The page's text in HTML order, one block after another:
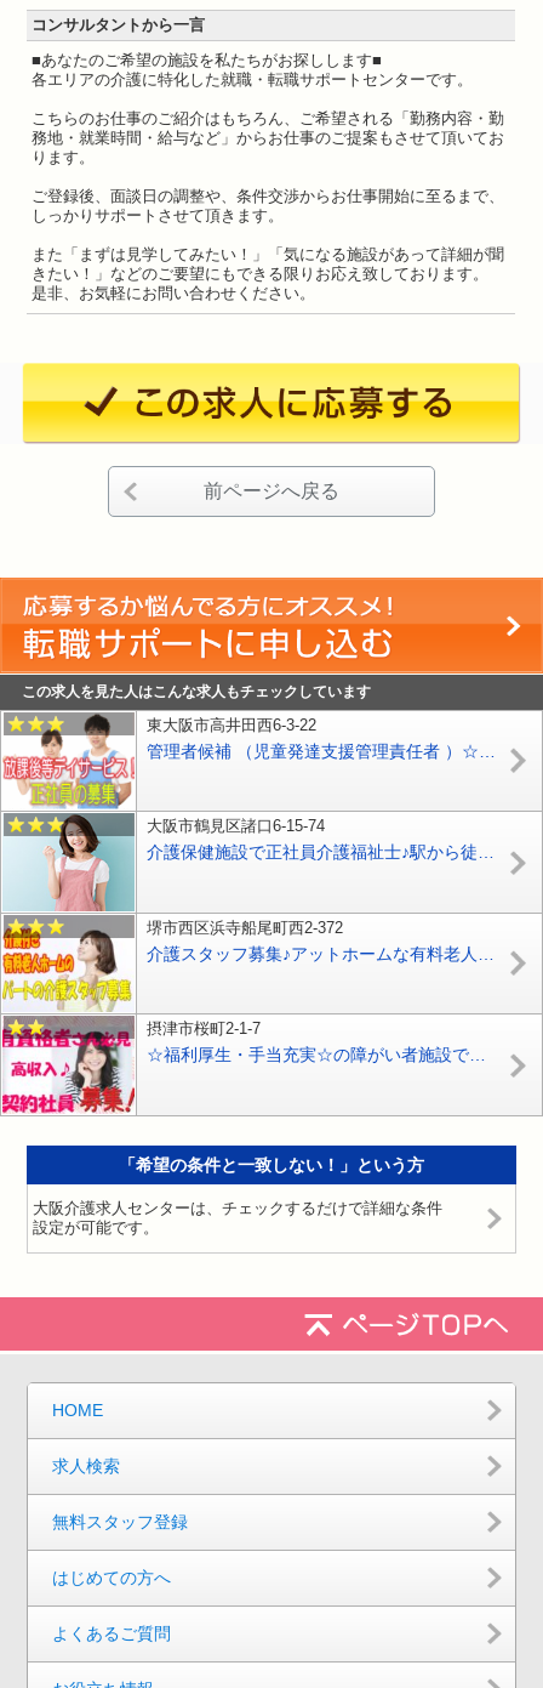
コンサルタントから一言
■あなたのご希望の施設を私たちがお探しします■
各エリアの介護に特化した就職・転職サポートセンターです。
こちらのお仕事のご紹介はもちろん、ご希望される「勤務内容・勤
務地・就業時間・給与など」からお仕事のご提案もさせて頂いてお
ります。
ご登録後、面談日の調整や、条件交渉からお仕事開始に至るまで、
しっかりサポートさせて頂きます。
また「まずは見学してみたい！」「気になる施設があって詳細が聞
きたい！」などのご要望にもできる限りお応え致しております。
是非、お気軽にお問い合わせください。
前ページへ戻る
この求人を見た人はこんな求人もチェックしています
東大阪市高井田西6-3-22
大阪市鶴見区諸口6-15-74
介護保健施設で正社員介護福祉士♪駅から徒歩5分♪週休2日制なのでプライベート充実♪女性活躍中♪【鶴見区】【正社員】【ID：1553-otr-kf-s-s】
堺市西区浜寺船尾町西2-372
摂津市桜町2-1-7
☆福利厚生・手当充実☆の障がい者施設で生活支援員募集！！高収入♪【摂津市】【契約社員】【ID：1422-setu-kf-k-s】
「希望の条件と一致しない！」という方
大阪介護求人センターは、チェックするだけで詳細な条件
設定が可能です。
HOME
求人検索
無料スタッフ登録
はじめての方へ
よくあるご質問